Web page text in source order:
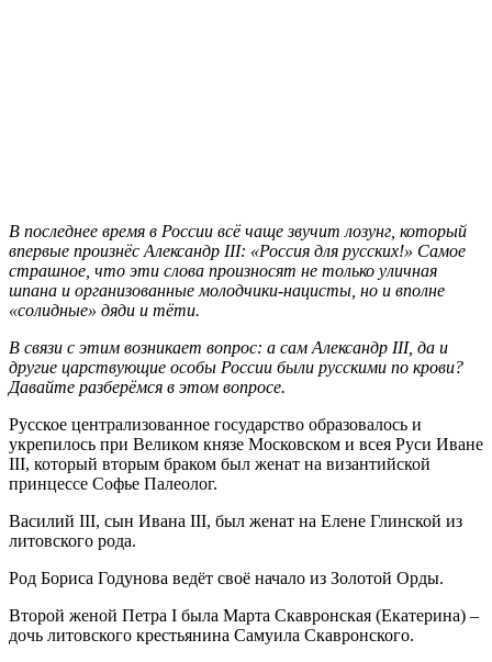
В последнее время в России всё чаще звучит лозунг, который
впервые произнёс Александр III: «Россия для русских!» Самое
страшное, что эти слова произносят не только уличная
шпана и организованные молодчики-нацисты, но и вполне
«солидные» дяди и тёти.
В связи с этим возникает вопрос: а сам Александр III, да и
другие царствующие особы России были русскими по крови?
Давайте разберёмся в этом вопросе.
Русское централизованное государство образовалось и
укрепилось при Великом князе Московском и всея Руси Иване
III, который вторым браком был женат на византийской
принцессе Софье Палеолог.
Василий III, сын Ивана III, был женат на Елене Глинской из
литовского рода.
Род Бориса Годунова ведёт своё начало из Золотой Орды.
Второй женой Петра I была Марта Скавронская (Екатерина) –
дочь литовского крестьянина Самуила Скавронского.